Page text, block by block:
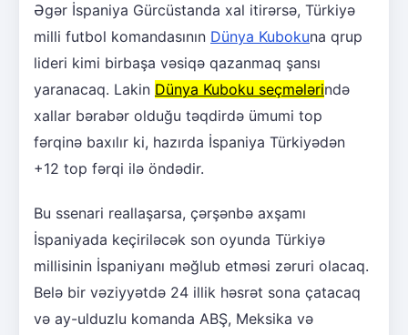
Əgər İspaniya Gürcüstanda xal itirərsə, Türkiyə
milli futbol komandasının Dünya Kubokuna qrup
lideri kimi birbaşa vəsiqə qazanmaq şansı
yaranacaq. Lakin Dünya Kuboku seçmələrində
xallar bərabər olduğu təqdirdə ümumi top
fərqinə baxılır ki, hazırda İspaniya Türkiyədən
+12 top fərqi ilə öndədir.
Bu ssenari reallaşarsa, çərşənbə axşamı
İspaniyada keçiriləcək son oyunda Türkiyə
millisinin İspaniyanı məğlub etməsi zəruri olacaq.
Belə bir vəziyyətdə 24 illik həsrət sona çatacaq
və ay-ulduzlu komanda ABŞ, Meksika və